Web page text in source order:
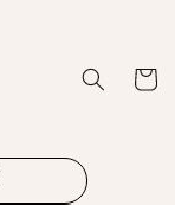
Carrito